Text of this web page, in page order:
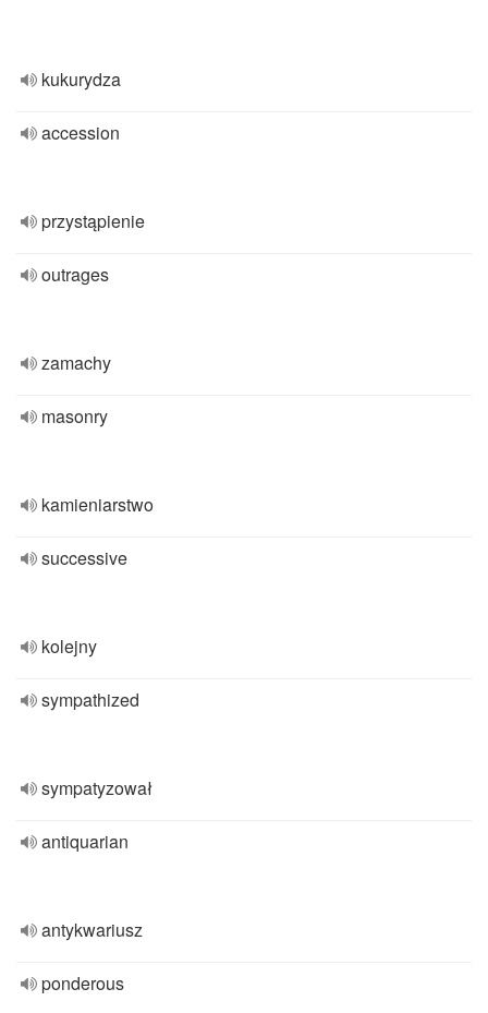
kukurydza
accession
przystąpienie
outrages
zamachy
masonry
kamieniarstwo
successive
kolejny
sympathized
sympatyzował
antiquarian
antykwariusz
ponderous